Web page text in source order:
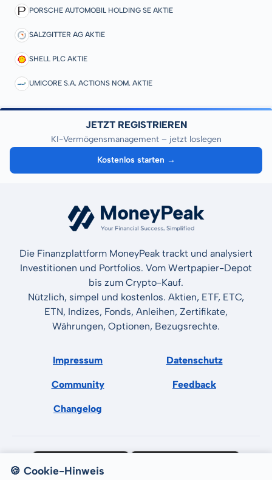
PORSCHE AUTOMOBIL HOLDING SE AKTIE
SALZGITTER AG AKTIE
SHELL PLC AKTIE
UMICORE S.A. ACTIONS NOM. AKTIE
JETZT REGISTRIEREN
KI-Vermögensmanagement – jetzt loslegen
Kostenlos starten →
Die Finanzplattform MoneyPeak trackt und analysiert
Investitionen und Portfolios. Vom Wertpapier-Depot
bis zum Crypto-Kauf.
Nützlich, simpel und kostenlos. Aktien, ETF, ETC,
ETN, Indizes, Fonds, Anleihen, Zertifikate,
Währungen, Optionen, Bezugsrechte.
Impressum Datenschutz
Community Feedback
Changelog
🍪 Cookie-Hinweis